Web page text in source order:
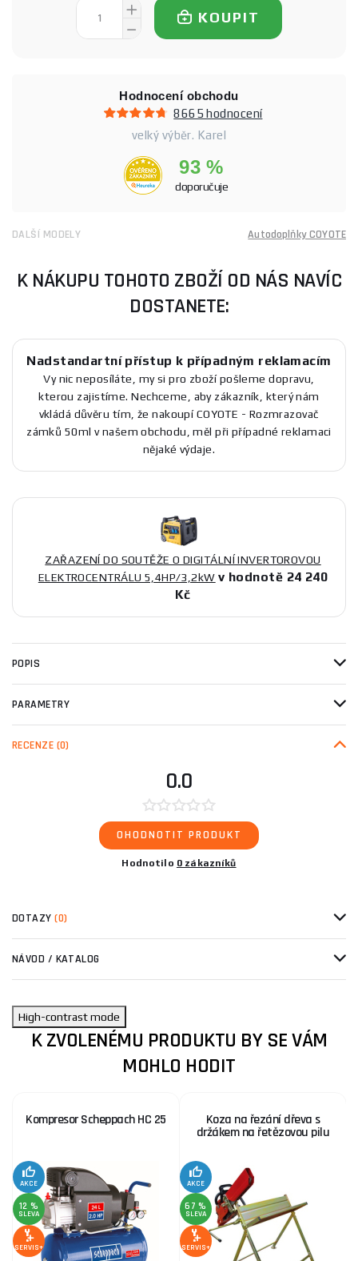
KOUPIT
Hodnocení obchodu
8665 hodnocení
velký výběr. Karel
93 %
doporučuje
DALŠÍ MODELY Autodoplňky COYOTE
K NÁKUPU TOHOTO ZBOŽÍ OD NÁS NAVÍC
DOSTANETE:
Nadstandartní přístup k případným reklamacím
Vy nic neposíláte, my si pro zboží pošleme dopravu,
kterou zajistíme. Nechceme, aby zákazník, který nám
vkládá důvěru tím, že nakoupí COYOTE - Rozmrazovač
zámků 50ml v našem obchodu, měl při případné reklamaci
nějaké výdaje.
ZAŘAZENÍ DO SOUTĚŽE O DIGITÁLNÍ INVERTOROVOU
ELEKTROCENTRÁLU 5,4HP/3,2kW v hodnotě 24 240
Kč
POPIS
PARAMETRY
RECENZE (0)
0.0
OHODNOTIT PRODUKT
Hodnotilo 0 zákazníků
DOTAZY(0)
NÁVOD / KATALOG
High-contrast mode
K ZVOLENÉMU PRODUKTU BY SE VÁM
MOHLO HODIT
Kompresor Scheppach HC 25
AKCE
12 %
SLEVA
SERVIS+
Koza na řezání dřeva s
držákem na řetězovou pilu
AKCE
67 %
SLEVA
SERVIS+